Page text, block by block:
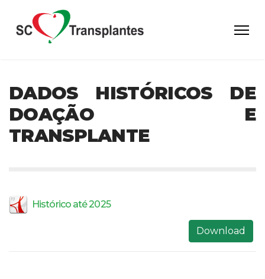
DADOS HISTÓRICOS DE
DOAÇÃO E
TRANSPLANTE
Histórico até 2025
Download